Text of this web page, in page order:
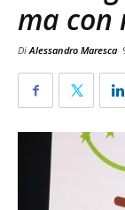
ma con
DiAlessandro Maresca